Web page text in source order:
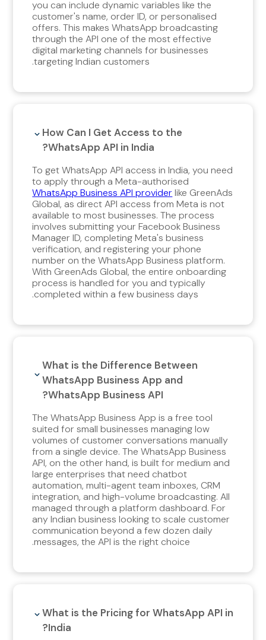
you can include dynamic variables like the
customer's name, order ID, or personalised
offers. This makes WhatsApp broadcasting
through the API one of the most effective
digital marketing channels for businesses
targeting Indian customers.
How Can I Get Access to the
WhatsApp API in India?
To get WhatsApp API access in India, you need
to apply through a Meta-authorised
WhatsApp Business API providerlike GreenAds
Global, as direct API access from Meta is not
available to most businesses. The process
involves submitting your Facebook Business
Manager ID, completing Meta's business
verification, and registering your phone
number on the WhatsApp Business platform.
With GreenAds Global, the entire onboarding
process is handled for you and typically
completed within a few business days.
What is the Difference Between
WhatsApp Business App and
WhatsApp Business API?
The WhatsApp Business App is a free tool
suited for small businesses managing low
volumes of customer conversations manually
from a single device. The WhatsApp Business
API, on the other hand, is built for medium and
large enterprises that need chatbot
automation, multi-agent team inboxes, CRM
integration, and high-volume broadcasting. All
managed through a platform dashboard. For
any Indian business looking to scale customer
communication beyond a few dozen daily
messages, the API is the right choice.
What is the Pricing for WhatsApp API in
India?